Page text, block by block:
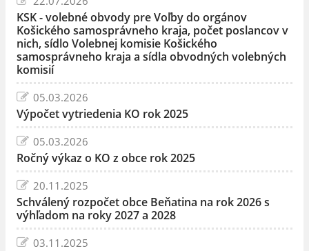
KSK - volebné obvody pre Voľby do orgánov
Košického samosprávneho kraja, počet poslancov v
nich, sídlo Volebnej komisie Košického
samosprávneho kraja a sídla obvodných volebných
komisií
05.03.2026
Výpočet vytriedenia KO rok 2025
05.03.2026
Ročný výkaz o KO z obce rok 2025
20.11.2025
Schválený rozpočet obce Beňatina na rok 2026 s
výhľadom na roky 2027 a 2028
03.11.2025